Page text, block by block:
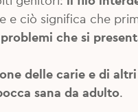
e ciò significa che
che si
delle carie e di
sana da adulto.